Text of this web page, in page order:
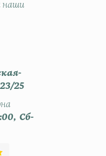
наши
25
Сб-